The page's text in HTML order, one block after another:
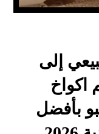
إلى
اكواخ
بأفضل